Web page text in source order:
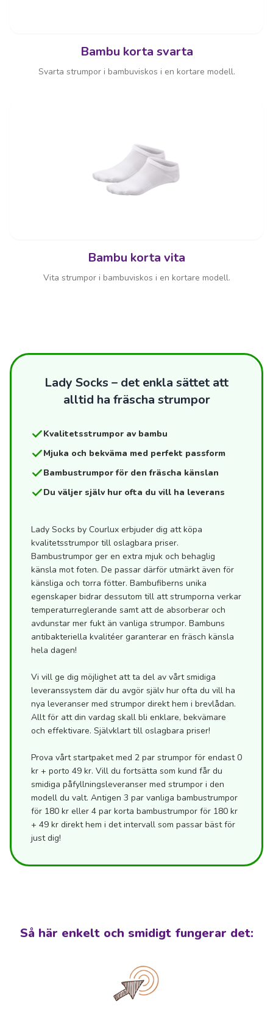
Bambu korta svarta
Svarta strumpor i bambuviskos i en kortare modell.
Bambu korta vita
Vita strumpor i bambuviskos i en kortare modell.
Lady Socks – det enkla sättet att
alltid ha fräscha strumpor
Kvalitetsstrumpor av bambu
Mjuka och bekväma med perfekt passform
Bambustrumpor för den fräscha känslan
Du väljer själv hur ofta du vill ha leverans
Lady Socks by Courlux erbjuder dig att köpa
kvalitetsstrumpor till oslagbara priser.
Bambustrumpor ger en extra mjuk och behaglig
känsla mot foten. De passar därför utmärkt även för
känsliga och torra fötter. Bambufiberns unika
egenskaper bidrar dessutom till att strumporna verkar
temperaturreglerande samt att de absorberar och
avdunstar mer fukt än vanliga strumpor. Bambuns
antibakteriella kvalitéer garanterar en fräsch känsla
hela dagen!
Vi vill ge dig möjlighet att ta del av vårt smidiga
leveranssystem där du avgör själv hur ofta du vill ha
nya leveranser med strumpor direkt hem i brevlådan.
Allt för att din vardag skall bli enklare, bekvämare
och effektivare. Självklart till oslagbara priser!
Prova vårt startpaket med 2 par strumpor för endast 0
kr + porto 49 kr. Vill du fortsätta som kund får du
smidiga påfyllningsleveranser med strumpor i den
modell du valt. Antigen 3 par vanliga bambustrumpor
för 180 kr eller 4 par korta bambustrumpor för 180 kr
+ 49 kr direkt hem i det intervall som passar bäst för
just dig!
Så här enkelt och smidigt fungerar det: